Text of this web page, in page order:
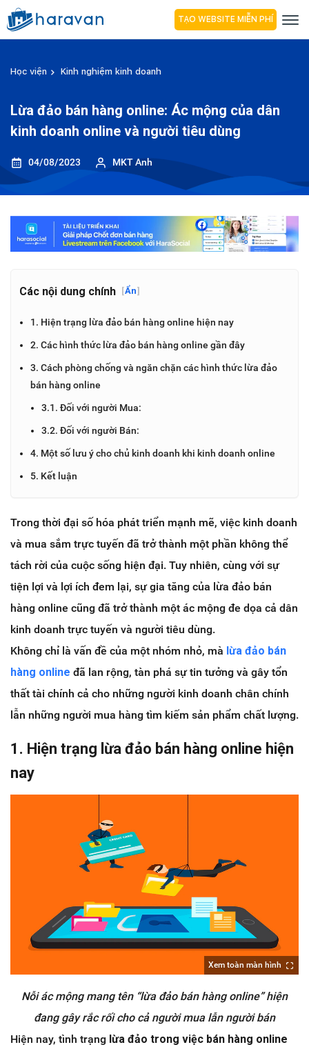
TẠO WEBSITE MIỄN PHÍ
Học viện Kinh nghiệm kinh doanh
Lừa đảo bán hàng online: Ác mộng của dân
kinh doanh online và người tiêu dùng
04/08/2023 MKT Anh
Các nội dung chính [Ẩn]
1. Hiện trạng lừa đảo bán hàng online hiện nay
2. Các hình thức lừa đảo bán hàng online gần đây
3. Cách phòng chống và ngăn chặn các hình thức lừa đảo
bán hàng online
3.1. Đối với người Mua:
3.2. Đối với người Bán:
4. Một số lưu ý cho chủ kinh doanh khi kinh doanh online
5. Kết luận
Trong thời đại số hóa phát triển mạnh mẽ, việc kinh doanh
và mua sắm trực tuyến đã trở thành một phần không thể
tách rời của cuộc sống hiện đại. Tuy nhiên, cùng với sự
tiện lợi và lợi ích đem lại, sự gia tăng của lừa đảo bán
hàng online cũng đã trở thành một ác mộng đe dọa cả dân
kinh doanh trực tuyến và người tiêu dùng.
Không chỉ là vấn đề của một nhóm nhỏ, mà lừa đảo bán
hàng online đã lan rộng, tàn phá sự tin tưởng và gây tổn
thất tài chính cả cho những người kinh doanh chân chính
lẫn những người mua hàng tìm kiếm sản phẩm chất lượng.
1. Hiện trạng lừa đảo bán hàng online hiện
nay
Xem toàn màn hình
Nỗi ác mộng mang tên “lừa đảo bán hàng online” hiện
đang gây rắc rối cho cả người mua lẫn người bán
Hiện nay, tình trạng lừa đảo trong việc bán hàng online